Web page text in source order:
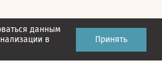
данным
в
Принять